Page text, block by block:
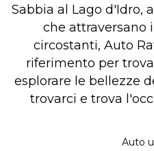
Sabbia al Lago d'Idro,
che attraversano
circostanti, Auto
riferimento per
esplorare le bellezze
trovarci e trova
Auto